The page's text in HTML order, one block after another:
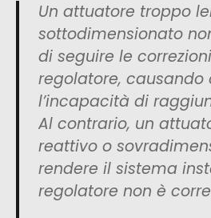
Un attuatore troppo
sottodimensionato
di seguire le
regolatore, causando
l’incapacità di
Al contrario, un
reattivo o
rendere il sistema
regolatore non è